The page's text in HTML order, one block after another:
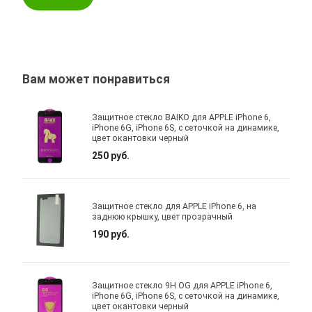
Вам может понравиться
Защитное стекло BAIKO для APPLE iPhone 6,
iPhone 6G, iPhone 6S, с сеточкой на динамике,
цвет окантовки черный
250 руб.
Защитное стекло для APPLE iPhone 6, на
заднюю крышку, цвет прозрачный
190 руб.
Защитное стекло 9H OG для APPLE iPhone 6,
iPhone 6G, iPhone 6S, с сеточкой на динамике,
цвет окантовки черный